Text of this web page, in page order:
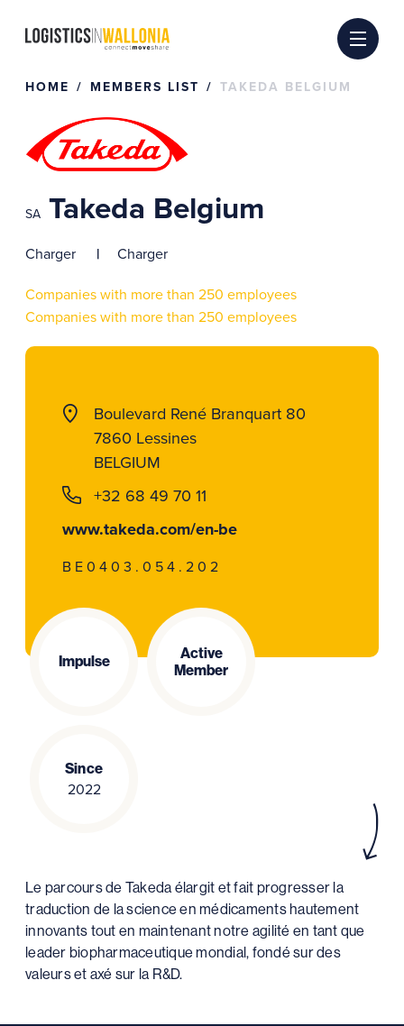
HOME MEMBERS LIST TAKEDA BELGIUM
SA Takeda Belgium
Charger
Charger
Companies with more than 250 employees
Companies with more than 250 employees
Boulevard René Branquart 80
7860 Lessines
BELGIUM
+32 68 49 70 11
www.takeda.com/en-be
BE0403.054.202
Impulse
Active
Member
Since
2022
Le parcours de Takeda élargit et fait progresser la
traduction de la science en médicaments hautement
innovants tout en maintenant notre agilité en tant que
leader biopharmaceutique mondial, fondé sur des
valeurs et axé sur la R&D.